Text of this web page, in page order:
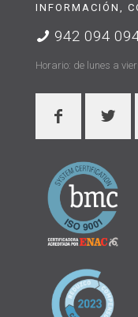
INFORMACIÓN,
942 094
Horario: de lunes a